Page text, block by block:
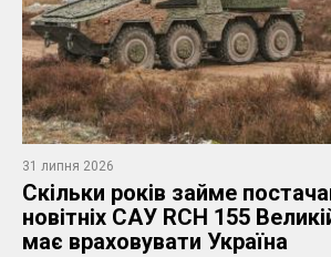
31 липня 2026
Скільки років займе
новітніх САУ RCH 155
має враховувати Україна